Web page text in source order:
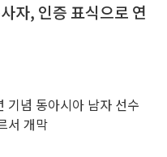
자, 인증 표식으로 연
기념 동아시아 남자 선수
서 개막